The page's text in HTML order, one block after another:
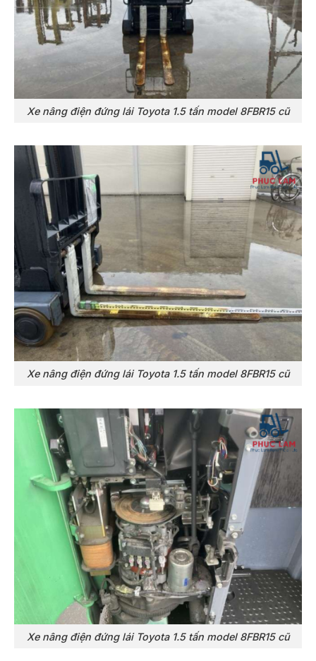
Xe nâng điện đứng lái Toyota 1.5 tấn model 8FBR15 cũ
Xe nâng điện đứng lái Toyota 1.5 tấn model 8FBR15 cũ
Xe nâng điện đứng lái Toyota 1.5 tấn model 8FBR15 cũ